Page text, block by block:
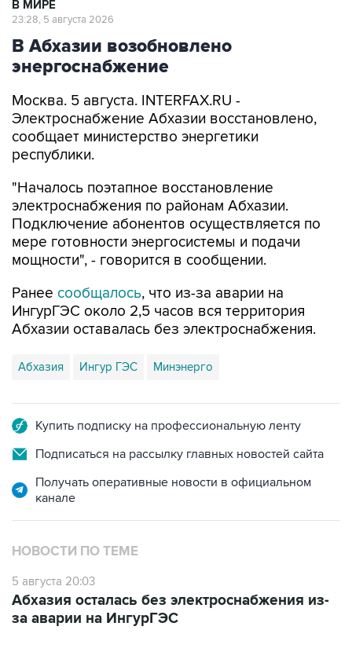
В МИРЕ
23:28, 5 августа 2026
В Абхазии возобновлено
энергоснабжение
Москва. 5 августа. INTERFAX.RU -
Электроснабжение Абхазии восстановлено,
сообщает министерство энергетики
республики.
"Началось поэтапное восстановление
электроснабжения по районам Абхазии.
Подключение абонентов осуществляется по
мере готовности энергосистемы и подачи
мощности", - говорится в сообщении.
Ранее сообщалось, что из-за аварии на
ИнгурГЭС около 2,5 часов вся территория
Абхазии оставалась без электроснабжения.
Абхазия Ингур ГЭС Минэнерго
Купить подписку на профессиональную ленту
Подписаться на рассылку главных новостей сайта
Получать оперативные новости в официальном
канале
НОВОСТИ ПО ТЕМЕ
5 августа 20:03
Абхазия осталась без электроснабжения из-
за аварии на ИнгурГЭС